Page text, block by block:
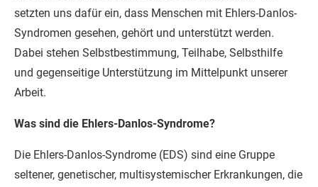
setzten uns dafür ein, dass Menschen mit Ehlers-Danlos-
Syndromen gesehen, gehört und unterstützt werden.
Dabei stehen Selbstbestimmung, Teilhabe, Selbsthilfe
und gegenseitige Unterstützung im Mittelpunkt unserer
Arbeit.
Was sind die Ehlers-Danlos-Syndrome?
Die Ehlers-Danlos-Syndrome (EDS) sind eine Gruppe
seltener, genetischer, multisystemischer Erkrankungen, die